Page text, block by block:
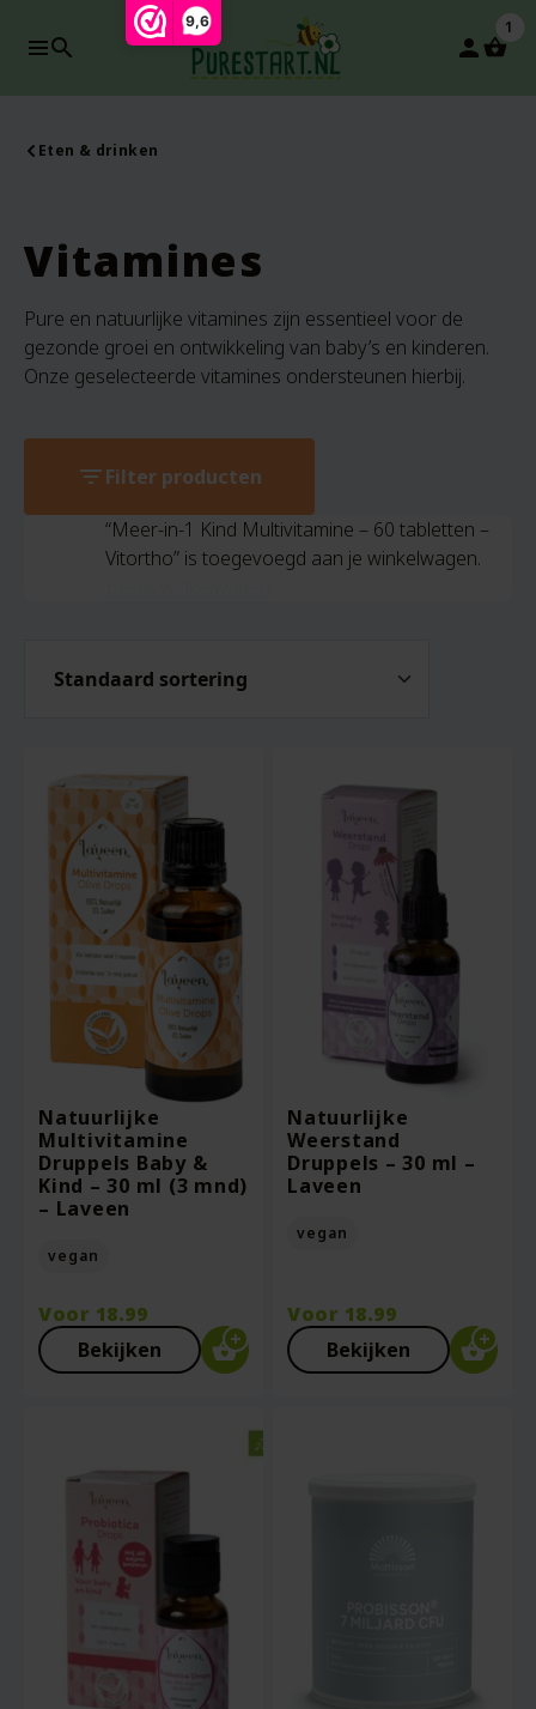
9,6
search person
1
Eten & drinken
Vitamines
Pure en natuurlijke vitamines zijn essentieel voor de
gezonde groei en ontwikkeling van baby’s en kinderen.
Onze geselecteerde vitamines ondersteunen hierbij.
filter_listFilter producten
“Meer-in-1 Kind Multivitamine – 60 tabletten –
Vitortho” is toegevoegd aan je winkelwagen.
Natuurlijke
Multivitamine
Druppels Baby &
Kind – 30 ml (3 mnd)
– Laveen
vegan
Voor 18.99
Bekijken
Natuurlijke
Weerstand
Druppels – 30 ml –
Laveen
vegan
Voor 18.99
Bekijken